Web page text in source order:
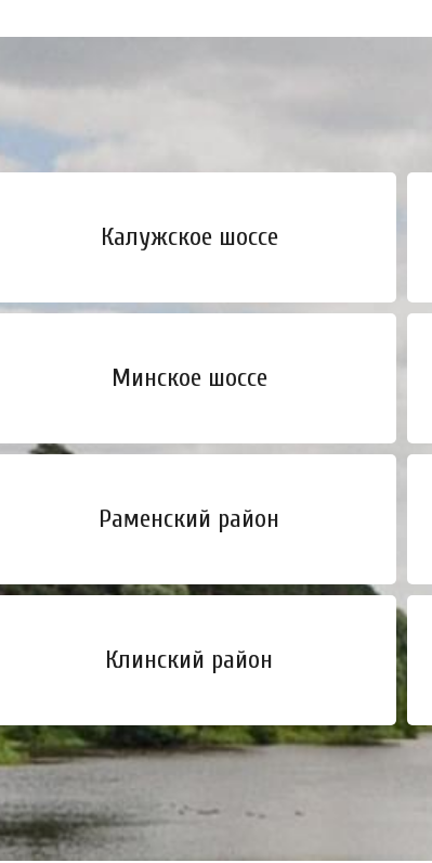
Калужское шоссе
Минское шоссе
Раменский район
Клинский район